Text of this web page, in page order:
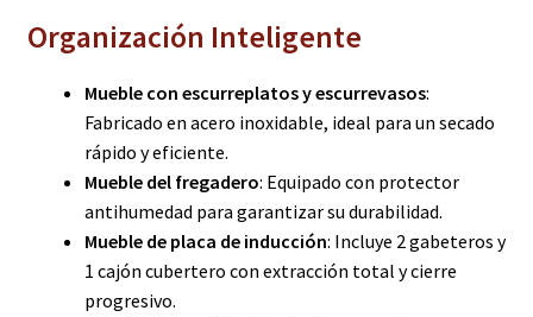
Organización Inteligente
Mueble con escurreplatos y escurrevasos:
Fabricado en acero inoxidable, ideal para un secado
rápido y eficiente.
Mueble del fregadero: Equipado con protector
antihumedad para garantizar su durabilidad.
Mueble de placa de inducción: Incluye 2 gabeteros y
1 cajón cubertero con extracción total y cierre
progresivo.